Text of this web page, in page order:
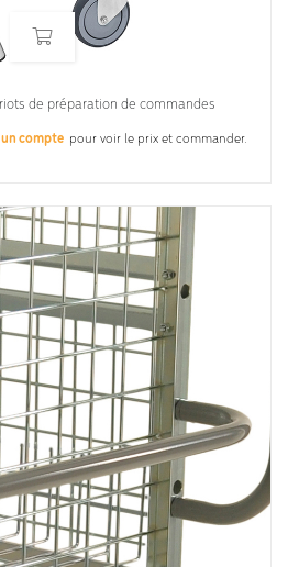
de préparation de commandes
un compte pour voir le prix et commander.